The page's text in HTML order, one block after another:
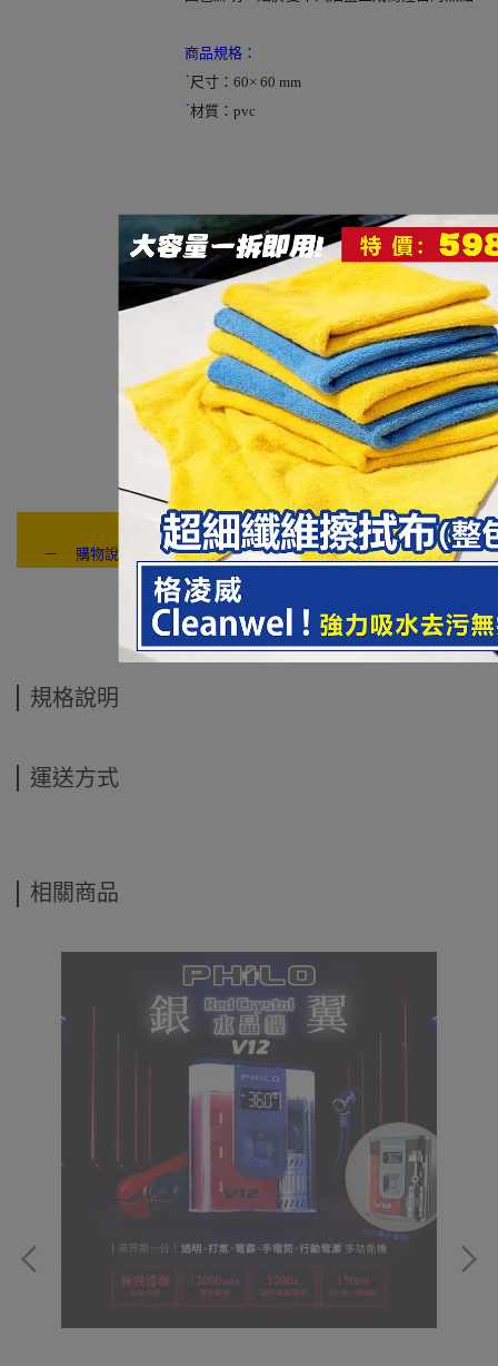
商品規格：
˙尺寸：60× 60 mm
˙材質：pvc
－ 購物說明：付款方式 / 交貨方式 / 退換貨說明 / 售後服務 / 連絡我們
規格說明
運送方式
相關商品